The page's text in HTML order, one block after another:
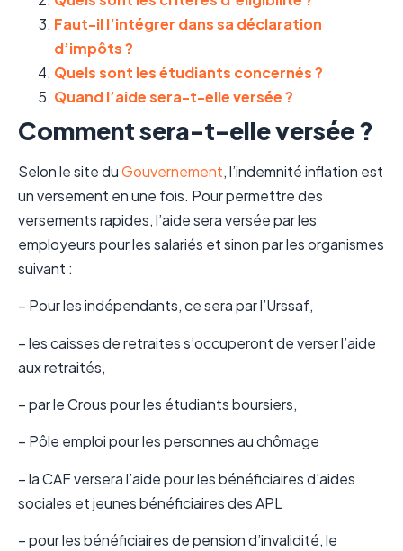
Faut-il l’intégrer dans sa déclaration
d’impôts ?
Quels sont les étudiants concernés ?
Quand l’aide sera-t-elle versée ?
Comment sera-t-elle versée ?
Selon le site duGouvernement, l’indemnité inflation est
un versement en une fois. Pour permettre des
versements rapides, l’aide sera versée par les
employeurs pour les salariés et sinon par les organismes
suivant :
– Pour les indépendants, ce sera par l’Urssaf,
– les caisses de retraites s’occuperont de verser l’aide
aux retraités,
– par le Crous pour les étudiants boursiers,
– Pôle emploi pour les personnes au chômage
– la CAF versera l’aide pour les bénéficiaires d’aides
sociales et jeunes bénéficiaires des APL
– pour les bénéficiaires de pension d’invalidité, le